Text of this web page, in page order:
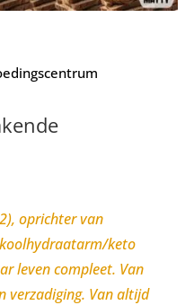
oprichter van
keto
leven compleet. Van
verzadiging. Van altijd